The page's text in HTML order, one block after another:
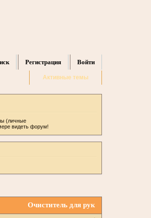
Регистрация Войти
Активные темы
(личные
видеть форум!
Очиститель для рук